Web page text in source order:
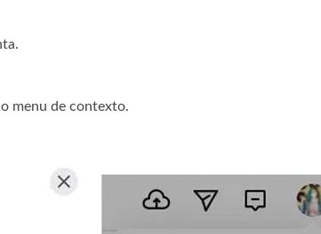
menu de contexto.